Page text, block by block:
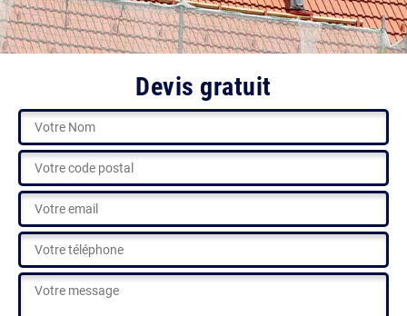
Devis gratuit